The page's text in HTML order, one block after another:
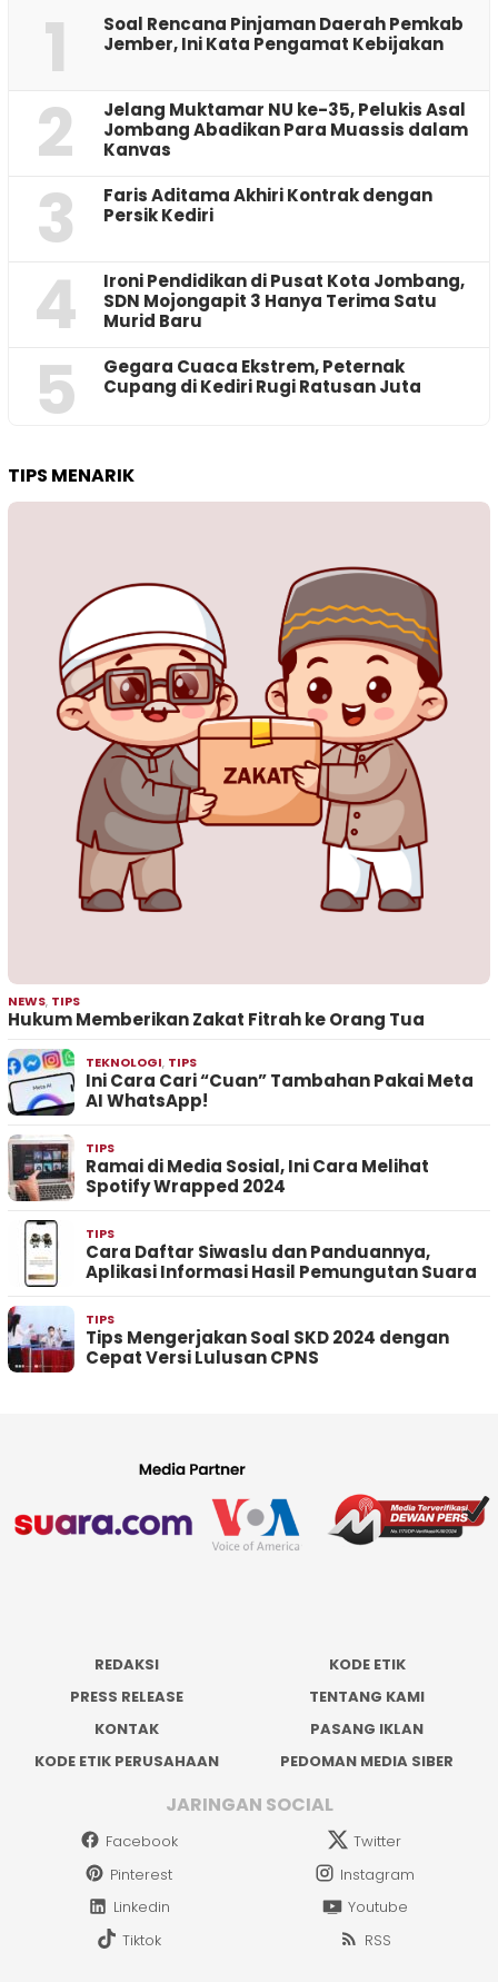
1
‎Soal Rencana Pinjaman Daerah Pemkab
Jember, Ini Kata Pengamat Kebijakan ‎
2
Jelang Muktamar NU ke-35, Pelukis Asal
Jombang Abadikan Para Muassis dalam
Kanvas
3
Faris Aditama Akhiri Kontrak dengan
Persik Kediri
4
Ironi Pendidikan di Pusat Kota Jombang,
SDN Mojongapit 3 Hanya Terima Satu
Murid Baru
5
‎Gegara Cuaca Ekstrem, Peternak
Cupang di Kediri Rugi Ratusan Juta
TIPS MENARIK
NEWS, TIPS
Hukum Memberikan Zakat Fitrah ke Orang Tua
TEKNOLOGI, TIPS
Ini Cara Cari “Cuan” Tambahan Pakai Meta
AI WhatsApp!
TIPS
Ramai di Media Sosial, Ini Cara Melihat
Spotify Wrapped 2024
TIPS
Cara Daftar Siwaslu dan Panduannya,
Aplikasi Informasi Hasil Pemungutan Suara
TIPS
Tips Mengerjakan Soal SKD 2024 dengan
Cepat Versi Lulusan CPNS
REDAKSI
KODE ETIK
PRESS RELEASE
TENTANG KAMI
KONTAK
PASANG IKLAN
KODE ETIK PERUSAHAAN
PEDOMAN MEDIA SIBER
JARINGAN SOCIAL
Facebook
Twitter
Pinterest
Instagram
Linkedin
Youtube
Tiktok
RSS